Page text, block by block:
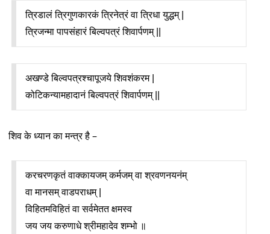
त्रिडालं त्रिगुणकारकं त्रिनेत्रं वा त्रिधा युद्धम् |
त्रिजन्मा पापसंहारं बिल्वपत्रं शिवार्पणम् ||
अखण्डे बिल्वपत्रश्चापूजये शिवशंकरम |
कोटिकन्यामहादानं बिल्वपत्रं शिवार्पणम् ||
शिव के ध्यान का मन्त्र है –
करचरणकृतं वाक्कायजम् कर्मजम् वा श्रवणनयनंम्
वा मानसम् वाडपराधम् |
विहितमविहितं वा सर्वमेतत क्षमस्व
जय जय करुणाधे श्रीमहादेव शम्भो ॥